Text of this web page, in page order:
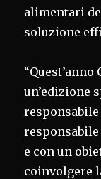
alimentari
soluzione
“Quest’anno
un’edizione
responsabile
responsabile
e con un
coinvolgere